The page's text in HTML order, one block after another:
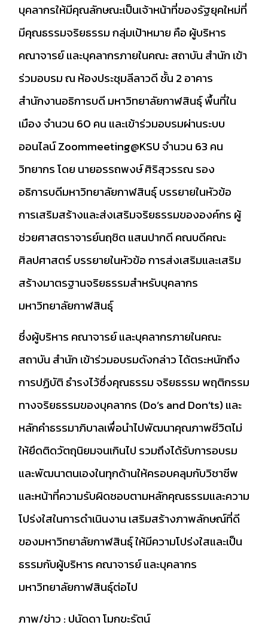
บุคลากรให้มีคุณลักษณะเป็นเจ้าหน้าที่ของรัฐยุคใหม่ที่
มีคุณธรรมจริยธรรม กลุ่มเป้าหมาย คือ ผู้บริหาร
คณาจารย์ และบุคลากรภายในคณะ สถาบัน สำนัก เข้า
ร่วมอบรม ณ ห้องประชุมลีลาวดี ชั้น 2 อาคาร
สำนักงานอธิการบดี มหาวิทยาลัยกาฬสินธุ์ พื้นที่ใน
เมือง จำนวน 60 คน และเข้าร่วมอบรมผ่านระบบ
ออนไลน์ Zoommeeting@KSU จำนวน 63 คน
วิทยากร โดย นายอรรถพงษ์ ศิริสุวรรณ รอง
อธิการบดีมหาวิทยาลัยกาฬสินธุ์ บรรยายในหัวข้อ
การเสริมสร้างและส่งเสริมจริยธรรมขององค์กร ผู้
ช่วยศาสตราจารย์นฤชิต แสนปากดี คณบดีคณะ
ศิลปศาสตร์ บรรยายในหัวข้อ การส่งเสริมและเสริม
สร้างมาตรฐานจริยธรรมสำหรับบุคลากร
มหาวิทยาลัยกาฬสินธุ์
ซึ่งผู้บริหาร คณาจารย์ และบุคลากรภายในคณะ
สถาบัน สำนัก เข้าร่วมอบรมดังกล่าว ได้ตระหนักถึง
การปฏิบัติ ธำรงไว้ซึ่งคุณธรรม จริยธรรม พฤติกรรม
ทางจริยธรรมของบุคลากร (Do’s and Don’ts) และ
หลักคำธรรมาภิบาลเพื่อนำไปพัฒนาคุณภาพชีวิตไม่
ให้ยึดติดวัตถุนิยมจนเกินไป รวมถึงได้รับการอบรม
และพัฒนาตนเองในทุกด้านให้ครอบคลุมกับวิชาชีพ
และหน้าที่ความรับผิดชอบตามหลักคุณธรรมและความ
โปร่งใสในการดำเนินงาน เสริมสร้างภาพลักษณ์ที่ดี
ของมหาวิทยาลัยกาฬสินธุ์ ให้มีความโปร่งใสและเป็น
ธรรมกับผู้บริหาร คณาจารย์ และบุคลากร
มหาวิทยาลัยกาฬสินธุ์ต่อไป
ภาพ/ข่าว : ปนัดดา โมกขะรัตน์